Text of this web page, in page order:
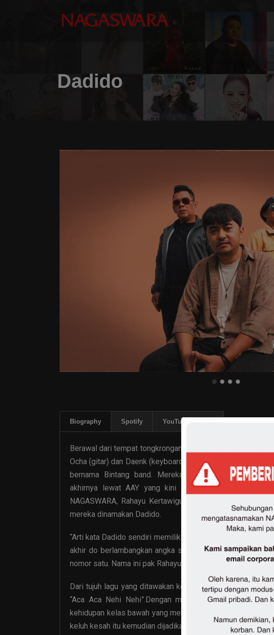
Dadido
Biography Spotify YouTube Playlist
Berawal dari tempat tongkrongan sejumlah anak muda Zee
Ocha (gitar) dan Daenk (keyboard) ini mencoba membuat
bernama Bintang band. Mereka juga sempat masuk ke
akhirnya lewat AAY yang kini menjadi manager mereka
NAGASWARA, Rahayu Kertawiguna. Kemudian dari hasil
mereka dinamakan Dadido.
“Arti kata Dadido sendiri memiliki filosofi kata dadi dari kata
akhir do berlambangkan angka satu, harapan dari nama
nomor satu. Nama ini pak Rahayu sendiri yang
Dari tujuh lagu yang ditawakan kepada pihak label, hanya
“Aca Aca Nehi Nehi”.Dengan mengusung genre
kehidupan kelas bawah yang mereka ambil dari keluhan
keluh kesah itu kemudian dijadikan lagu oleh mereka.